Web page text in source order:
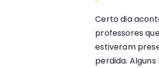
Certo dia
professores
estiveram
perdida.